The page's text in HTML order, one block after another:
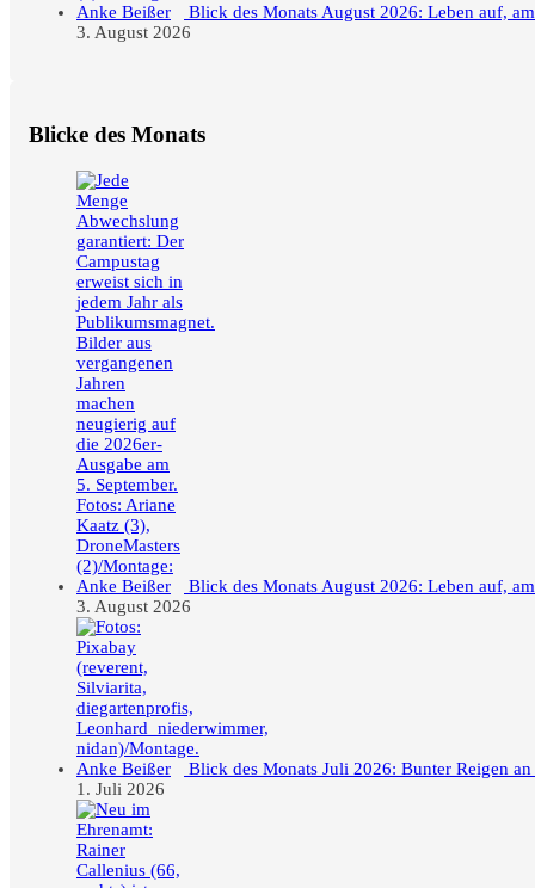
Blick des Monats August 2026: Leben auf,
3. August 2026
Blicke des Monats
Blick des Monats August 2026: Leben auf,
3. August 2026
Blick des Monats Juli 2026: Bunter Reigen
1. Juli 2026